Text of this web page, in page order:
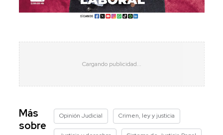
Más
sobre
Opinión Judicial Crimen, ley y justicia